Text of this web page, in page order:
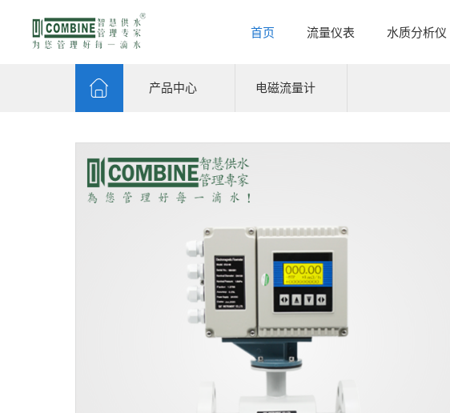
首页 流量仪表 水质分析仪
产品中心 电磁流量计